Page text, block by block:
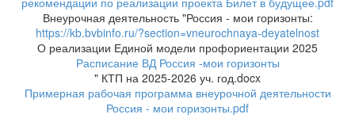
Внеурочная деятельность "Россия - мои горизонты:
https://kb.bvbinfo.ru/?section=vneurochnaya-deyatelnost
О реализации Единой модели профориентации 2025
Расписание ВД Россия -мои горизонты
" КТП на 2025-2026 уч. год.docx
Примерная рабочая программа внеурочной деятельности
Россия - мои горизонты.pdf